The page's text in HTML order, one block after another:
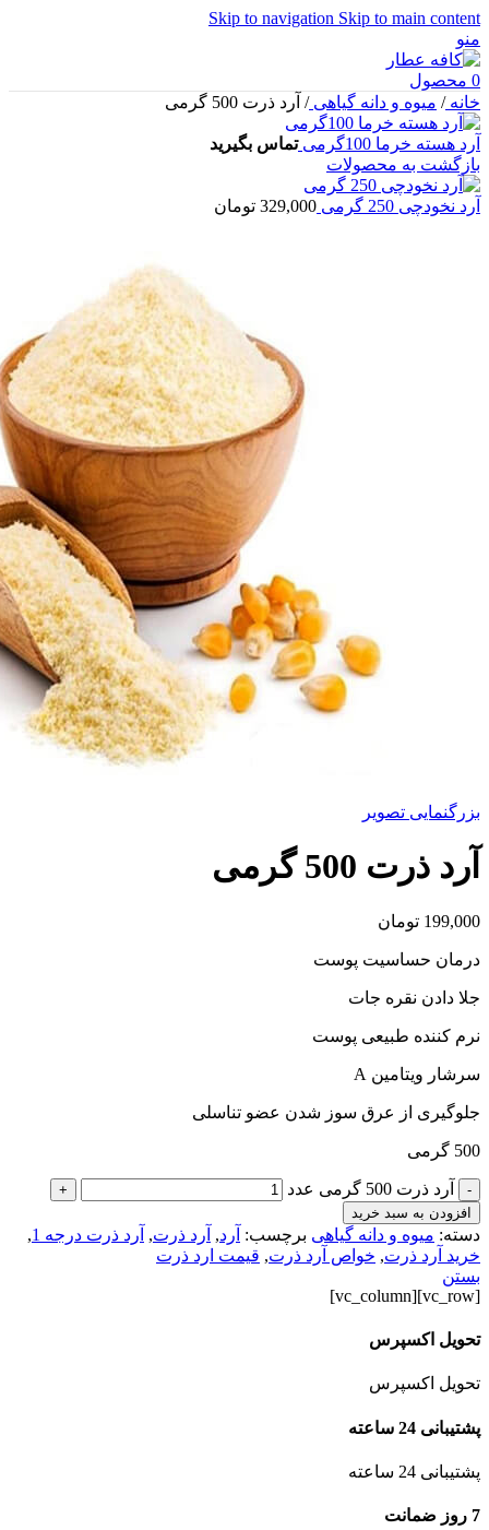
Skip to navigation Skip to main content
منو
0 محصول
خانه/ میوه و دانه گیاهی/ آرد ذرت 500 گرمی
آرد هسته خرما 100گرمی
تماس بگیرید
بازگشت به محصولات
آرد نخودچی 250 گرمی 329,000 تومان
بزرگنمایی تصویر
آرد ذرت 500 گرمی
199,000 تومان
درمان حساسیت پوست
جلا دادن نقره جات
نرم کننده طبیعی پوست
سرشار ویتامین A
جلوگیری از عرق سوز شدن عضو تناسلی
500 گرمی
- آرد ذرت 500 گرمی عدد
+
افزودن به سبد خرید
دسته: میوه و دانه گیاهی برچسب: آرد, آرد ذرت, آرد ذرت درجه 1
,
خرید آرد ذرت, خواص آرد ذرت, قیمت ارد ذرت
بستن
[vc_row][vc_column]
تحویل اکسپرس
تحویل اکسپرس
پشتیبانی 24 ساعته
پشتیبانی 24 ساعته
7 روز ضمانت